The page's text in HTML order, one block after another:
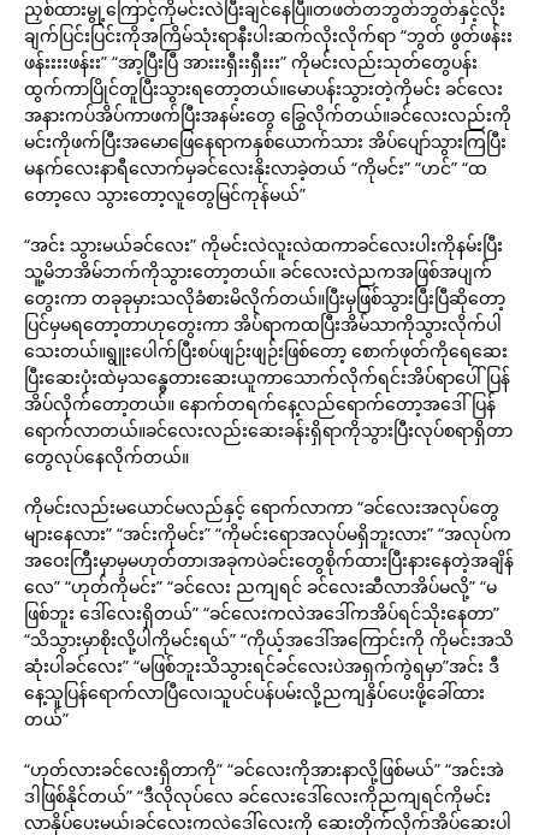
ညှစ်ထားမွု့ကြောင့်ကိုမင်းလဲပြီးချင်နေပြီ။တဖတ်တဘွတ်ဘွတ်နှင့်လိုး
ချက်ပြင်းပြင်းကိုအကြိမ်သုံးရာနီးပါးဆက်လိုးလိုက်ရာ “ဘွတ် ဖွတ်ဖန်းး
ဖန်းးးးဖန်းး” “အာ့ပြီးပြီ အားးးရှီးးရှီးးး” ကိုမင်းလည်းသုတ်တွေပန်း
ထွက်ကာပြိုင်တူပြီးသွားရတော့တယ်။မောပန်းသွားတဲ့ကိုမင်း ခင်လေး
အနားကပ်အိပ်ကာဖက်ပြီးအနမ်းတွေ ခြွေလိုက်တယ်။ခင်လေးလည်းကို
မင်းကိုဖက်ပြီးအမောဖြေနေရာကနှစ်ယောက်သား အိပ်ပျော်သွားကြပြီး
မနက်လေးနာရီလောက်မှခင်လေးနိုးလာခဲ့တယ် “ကိုမင်း” “ဟင်” “ထ
တော့လေ သွားတော့လူတွေမြင်ကုန်မယ်”
“အင်း သွားမယ်ခင်လေး” ကိုမင်းလဲလူးလဲထကာခင်လေးပါးကိုနမ်းပြီး
သူ့မိဘအိမ်ဘက်ကိုသွားတော့တယ်။ ခင်လေးလဲညကအဖြစ်အပျက်
တွေးကာ တခုခုမှားသလိုခံစားမိလိုက်တယ်။ပြီးမှဖြစ်သွားပြီးပြီဆိုတော့
ပြင်မှမရတော့တာဟုတွေးကာ အိပ်ရာကထပြီးအိမ်သာကိုသွားလိုက်ပါ
သေးတယ်။ရွူးပေါက်ပြီးစပ်ဖျဉ်းဖျဉ်းဖြစ်တော့ စောက်ဖုတ်ကိုရေဆေး
ပြီးဆေးပုံးထဲမှသန္ဓေတားဆေးယူကာသောက်လိုက်ရင်းအိပ်ရာပေါ်ပြန်
အိပ်လိုက်တော့တယ်။ နောက်တရက်နေ့လည်ရောက်တော့အဒေါ်ပြန်
ရောက်လာတယ်။ခင်လေးလည်းဆေးခန်းရှိရာကိုသွားပြီးလုပ်စရာရှိတာ
တွေလုပ်နေလိုက်တယ်။
ကိုမင်းလည်းမယောင်မလည်နှင့် ရောက်လာကာ “ခင်လေးအလုပ်တွေ
များနေလား” “အင်းကိုမင်း” “ကိုမင်းရောအလုပ်မရှိဘူးလား” “အလုပ်က
အဝေးကြီးမှာမှမဟုတ်တာ၊အခုကပဲခင်းတွေစိုက်ထားပြီးနားနေတဲ့အချိန်
လေ” “ဟုတ်ကိုမင်း” “ခင်လေး ညကျရင် ခင်လေးဆီလာအိပ်မလို့” “မ
ဖြစ်ဘူး ဒေါ်လေးရှိတယ်” “ခင်လေးကလဲအဒေါ်ကအိပ်ရင်သိုးနေတာ”
“သိသွားမှာစိုးလို့ပါကိုမင်းရယ်” “ကိုယ့်အဒေါ်အကြောင်းကို ကိုမင်းအသိ
ဆုံးပါခင်လေး” “မဖြစ်ဘူးသိသွားရင်ခင်လေးပဲအရှက်ကွဲရမှာ”အင်း ဒီ
နေ့သူပြန်ရောက်လာပြီလေ၊သူပင်ပန်ပမ်းလို့ညကျနှိပ်ပေးဖို့ခေါ်ထား
တယ်”
“ဟုတ်လားခင်လေးရှိတာကို” “ခင်လေးကိုအားနာလို့ဖြစ်မယ်” “အင်းအဲ
ဒါဖြစ်နိုင်တယ်” “ဒီလိုလုပ်လေ ခင်လေးဒေါ်လေးကိုညကျရင်ကိုမင်း
လာနှိပ်ပေးမယ်၊ခင်လေးကလဲဒေါ်လေးကို ဆေးတိုက်လိုက်အိပ်ဆေးပါ